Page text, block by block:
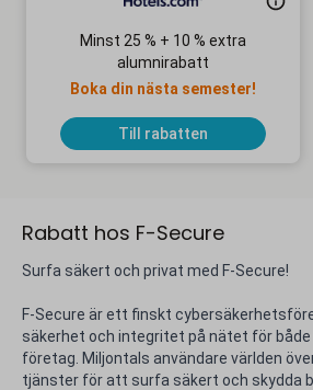
Rabatt hos F-Secure
Surfa säkert och privat med F-Secure!
F-Secure är ett finskt
säkerhet och integritet på nätet för
företag. Miljontals användare världen
tjänster för att surfa säkert och skydda
Minst 25 % + 10 % extra
alumnirabatt
Boka din nästa semester!
Till rabatten